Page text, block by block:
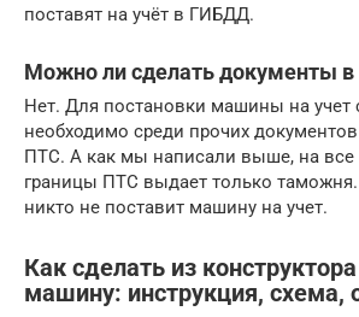
поставят на учёт в ГИБДД.
Можно ли сделать документы в
Нет. Для постановки машины на учет
необходимо среди прочих
ПТС. А как мы написали выше, на все
границы ПТС выдает только
никто не поставит машину на учет.
Как сделать из
машину: инструкция, схема,